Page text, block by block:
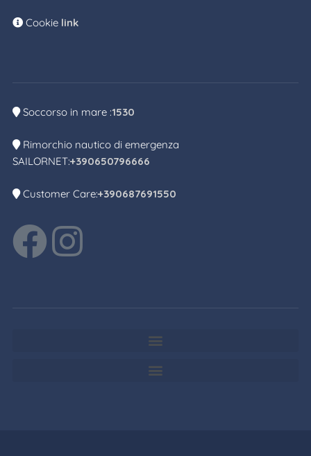
Cookie link
Soccorso in mare :1530
Rimorchio nautico di emergenza
SAILORNET:+390650796666
Customer Care:+390687691550